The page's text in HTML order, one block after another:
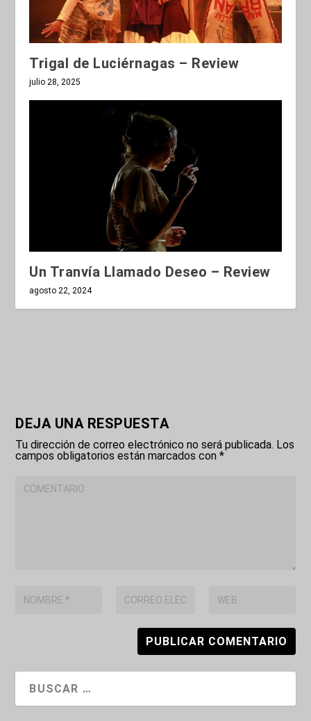
Trigal de Luciérnagas – Review
julio 28, 2025
Un Tranvía Llamado Deseo – Review
agosto 22, 2024
DEJA UNA RESPUESTA
Tu dirección de correo electrónico no será publicada. Los
campos obligatorios están marcados con*